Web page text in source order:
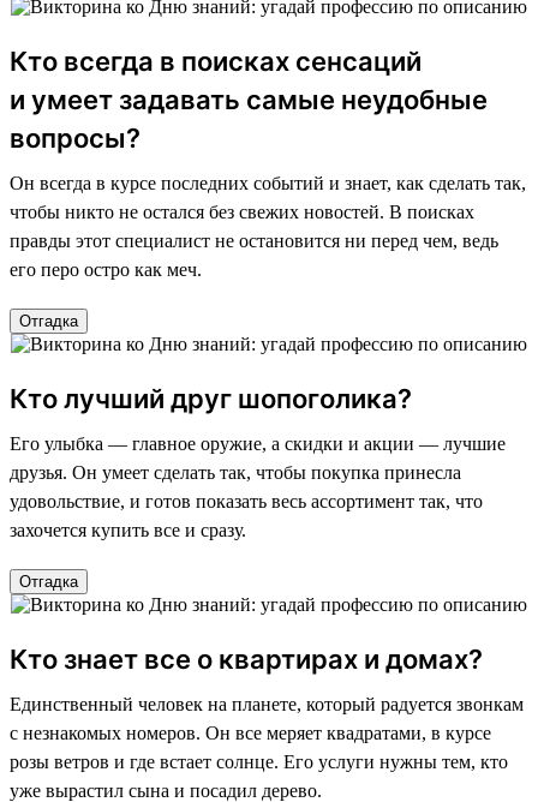
Кто всегда в поисках сенсаций
и умеет задавать самые неудобные
вопросы?
Он всегда в курсе последних событий и знает, как сделать так,
чтобы никто не остался без свежих новостей. В поисках
правды этот специалист не остановится ни перед чем, ведь
его перо остро как меч.
Отгадка
Кто лучший друг шопоголика?
Его улыбка — главное оружие, а скидки и акции — лучшие
друзья. Он умеет сделать так, чтобы покупка принесла
удовольствие, и готов показать весь ассортимент так, что
захочется купить все и сразу.
Отгадка
Кто знает все о квартирах и домах?
Единственный человек на планете, который радуется звонкам
с незнакомых номеров. Он все меряет квадратами, в курсе
розы ветров и где встает солнце. Его услуги нужны тем, кто
уже вырастил сына и посадил дерево.